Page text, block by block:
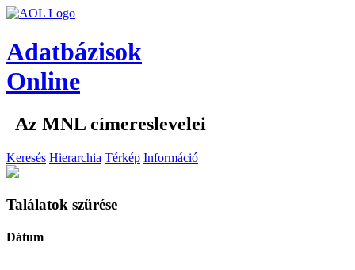
Adatbázisok
Online
Az MNL címereslevelei
Keresés Hierarchia Térkép Információ
Találatok szűrése
Dátum